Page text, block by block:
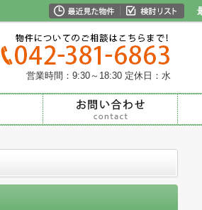
営業時間：9:30～18:30 定休日：水